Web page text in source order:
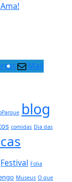
Mail
blog
comidas Dia das
Festival Folia
Museus O que